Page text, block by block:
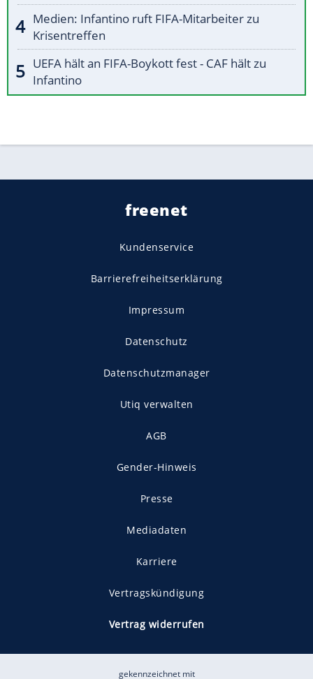
Medien: Infantino ruft FIFA-Mitarbeiter zu
Krisentreffen
UEFA hält an FIFA-Boykott fest - CAF hält zu
Infantino
freenet
Kundenservice
Barrierefreiheitserklärung
Impressum
Datenschutz
Datenschutzmanager
Utiq verwalten
AGB
Gender-Hinweis
Presse
Mediadaten
Karriere
Vertragskündigung
Vertrag widerrufen
gekennzeichnet mit